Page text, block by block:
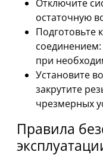
Отключите
остаточную
Подготовьте
соединением:
при
Установите
закрутите
чрезмерных
Правила